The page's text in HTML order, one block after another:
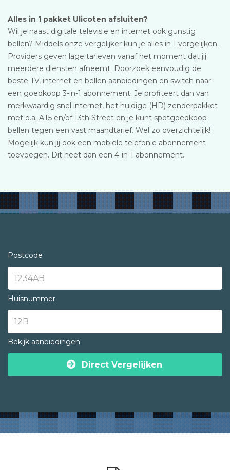
Alles in 1 pakket Ulicoten afsluiten?
Wil je naast digitale televisie en internet ook gunstig
bellen? Middels onze vergelijker kun je alles in 1 vergelijken.
Providers geven lage tarieven vanaf het moment dat jij
meerdere diensten afneemt. Doorzoek eenvoudig de
beste TV, internet en bellen aanbiedingen en switch naar
een goedkoop 3-in-1 abonnement. Je profiteert dan van
merkwaardig snel internet, het huidige (HD) zenderpakket
met o.a. AT5 en/of 13th Street en je kunt spotgoedkoop
bellen tegen een vast maandtarief. Wel zo overzichtelijk!
Mogelijk kun jij ook een mobiele telefonie abonnement
toevoegen. Dit heet dan een 4-in-1 abonnement.
Postcode
Huisnummer
Bekijk aanbiedingen
Direct Vergelijken